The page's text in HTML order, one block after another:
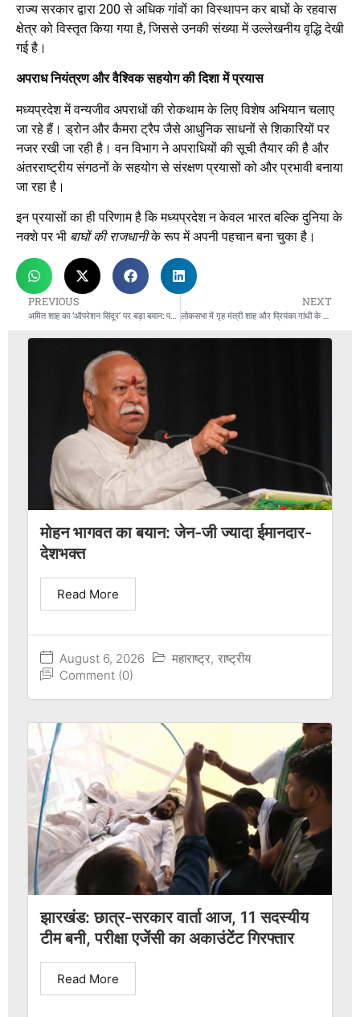
राज्य सरकार द्वारा 200 से अधिक गांवों का विस्थापन कर बाघों के रहवास
क्षेत्र को विस्तृत किया गया है, जिससे उनकी संख्या में उल्लेखनीय वृद्धि देखी
गई है।
अपराध नियंत्रण और वैश्विक सहयोग की दिशा में प्रयास
मध्यप्रदेश में वन्यजीव अपराधों की रोकथाम के लिए विशेष अभियान चलाए
जा रहे हैं। ड्रोन और कैमरा ट्रैप जैसे आधुनिक साधनों से शिकारियों पर
नजर रखी जा रही है। वन विभाग ने अपराधियों की सूची तैयार की है और
अंतरराष्ट्रीय संगठनों के सहयोग से संरक्षण प्रयासों को और प्रभावी बनाया
जा रहा है।
इन प्रयासों का ही परिणाम है कि मध्यप्रदेश न केवल भारत बल्कि दुनिया के
नक्शे पर भी बाघों की राजधानीके रूप में अपनी पहचान बना चुका है।
PREVIOUS
अमित शाह का ‘ऑपरेशन सिंदूर’ पर बड़ा बयान: पहलगाम के हत्यारों को चुन-चुनकर मारा
NEXT
लोकसभा में गृह मंत्री शाह और प्रियंका गांधी के बीच तीखी बहस, इंटेलिजेंस फेलियर पर उठे सवाल
मोहन भागवत का बयान: जेन-जी ज्यादा ईमानदार-
देशभक्त
August 6, 2026 महाराष्ट्र, राष्ट्रीय
Comment (0)
Read More
झारखंड: छात्र-सरकार वार्ता आज, 11 सदस्यीय
टीम बनी, परीक्षा एजेंसी का अकाउंटेंट गिरफ्तार
Read More